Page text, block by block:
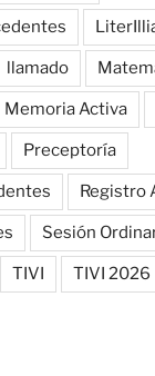
llamado
Memoria Activa
Preceptoría
Registro
Sesión
TIVI TIVI 2026